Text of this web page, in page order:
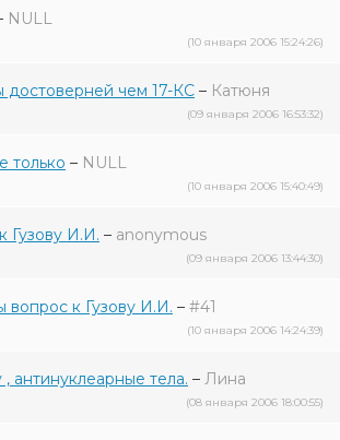
NULL
(10 января 2006 15:24:26)
достоверней чем 17-КС – Катюня
(09 января 2006 16:53:32)
только – NULL
(10 января 2006 15:40:49)
Гузову И.И. – anonymous
(09 января 2006 13:44:30)
вопрос к Гузову И.И. – #41
(10 января 2006 14:24:39)
, антинуклеарные тела. – Лина
(08 января 2006 18:00:55)